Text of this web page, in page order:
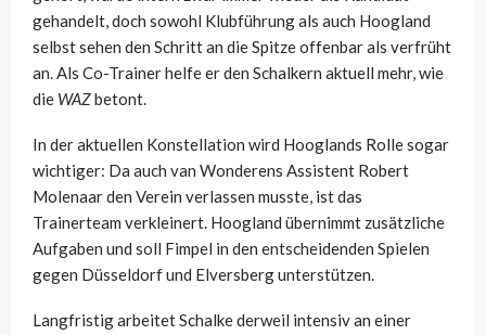
gehandelt, doch sowohl Klubführung als auch Hoogland
selbst sehen den Schritt an die Spitze offenbar als verfrüht
an. Als Co-Trainer helfe er den Schalkern aktuell mehr, wie
die WAZbetont.
In der aktuellen Konstellation wird Hooglands Rolle sogar
wichtiger: Da auch van Wonderens Assistent Robert
Molenaar den Verein verlassen musste, ist das
Trainerteam verkleinert. Hoogland übernimmt zusätzliche
Aufgaben und soll Fimpel in den entscheidenden Spielen
gegen Düsseldorf und Elversberg unterstützen.
Langfristig arbeitet Schalke derweil intensiv an einer